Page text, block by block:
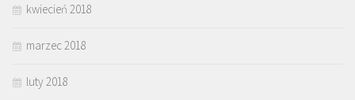
kwiecień 2018
marzec 2018
luty 2018